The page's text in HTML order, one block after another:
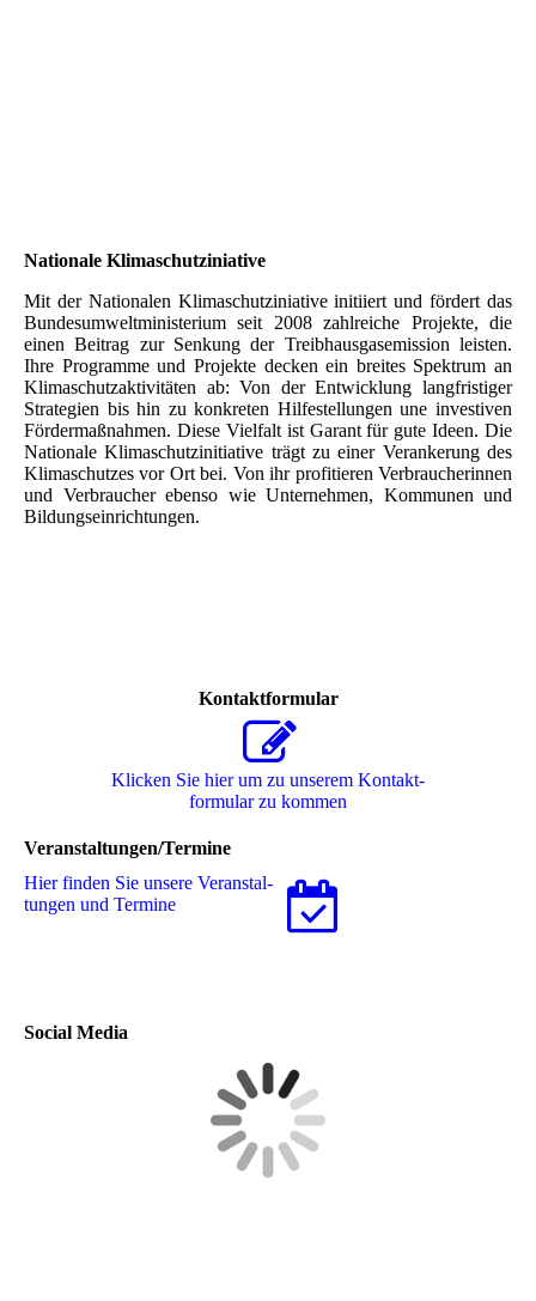
Nationale Klimaschutziniative
Mit der Nationalen Klimaschutziniative initiiert und fördert das
Bundesumweltministerium seit 2008 zahlreiche Projekte, die
einen Beitrag zur Senkung der Treibhausgasemission leisten.
Ihre Programme und Projekte decken ein breites Spektrum an
Klimaschutzaktivitäten ab: Von der Entwicklung langfristiger
Strategien bis hin zu konkreten Hilfestellungen une investiven
Fördermaßnahmen. Diese Vielfalt ist Garant für gute Ideen. Die
Nationale Klimaschutzinitiative trägt zu einer Verankerung des
Klimaschutzes vor Ort bei. Von ihr profitieren Verbraucherinnen
und Verbraucher ebenso wie Unternehmen, Kommunen und
Bildungseinrichtungen.
Kontaktformular
Klicken Sie hier um zu unserem Kon­takt­
for­mu­lar zu kommen
Veranstaltungen/Termine
Hier finden Sie unsere Ver­an­stal­
tungen und Termine
Social Media